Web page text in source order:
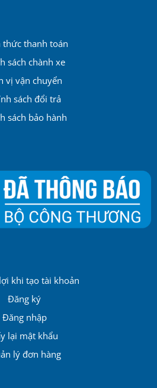
thức thanh toán
sách chành xe
vị vận chuyển
sách đổi trả
sách bảo hành
khi tạo tài khoản
Đăng ký
Đăng nhập
lại mật khẩu
lý đơn hàng